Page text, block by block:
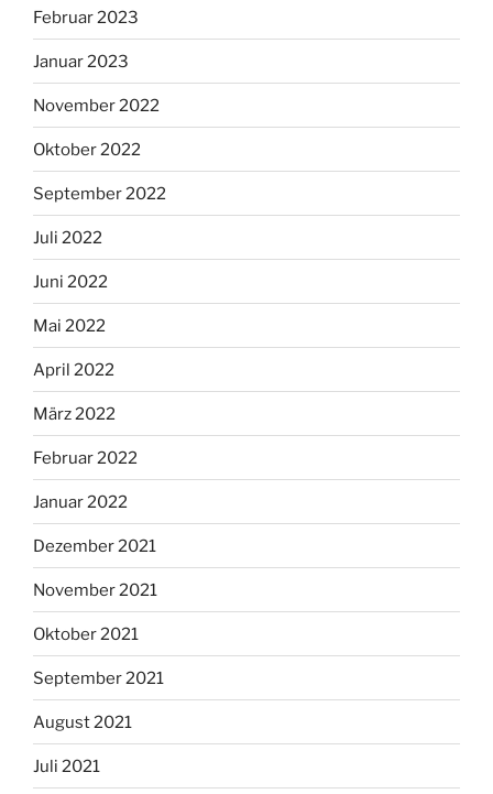
Februar 2023
Januar 2023
November 2022
Oktober 2022
September 2022
Juli 2022
Juni 2022
Mai 2022
April 2022
März 2022
Februar 2022
Januar 2022
Dezember 2021
November 2021
Oktober 2021
September 2021
August 2021
Juli 2021